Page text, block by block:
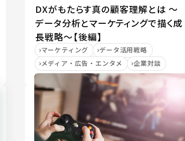
DXがもたらす真の顧客理解とは ～
データ分析とマーケティングで描く成
長戦略～【後編】
マーケティング
データ活用戦略
メディア・広告・エンタメ
企業対談